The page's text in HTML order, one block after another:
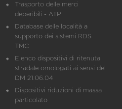
Trasporto delle merci
deperibili - ATP
Database delle località a
supporto dei sistemi RDS
TMC
Elenco dispositivi di ritenuta
stradale omologati ai sensi del
DM 21.06.04
Dispositivi riduzioni di massa
particolato